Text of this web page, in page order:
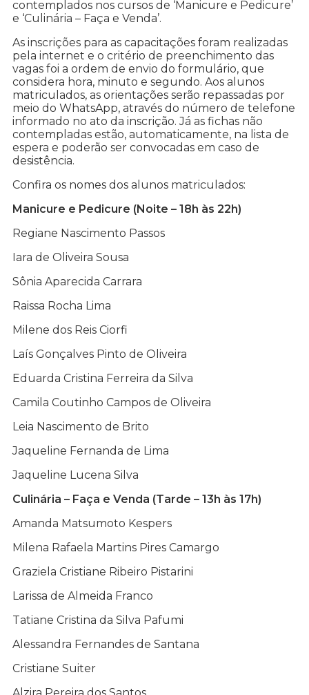
contemplados nos cursos de ‘Manicure e Pedicure’
e ‘Culinária – Faça e Venda’.
As inscrições para as capacitações foram realizadas
pela internet e o critério de preenchimento das
vagas foi a ordem de envio do formulário, que
considera hora, minuto e segundo. Aos alunos
matriculados, as orientações serão repassadas por
meio do WhatsApp, através do número de telefone
informado no ato da inscrição. Já as fichas não
contempladas estão, automaticamente, na lista de
espera e poderão ser convocadas em caso de
desistência.
Confira os nomes dos alunos matriculados:
Manicure e Pedicure (Noite – 18h às 22h)
Regiane Nascimento Passos
Iara de Oliveira Sousa
Sônia Aparecida Carrara
Raissa Rocha Lima
Milene dos Reis Ciorfi
Laís Gonçalves Pinto de Oliveira
Eduarda Cristina Ferreira da Silva
Camila Coutinho Campos de Oliveira
Leia Nascimento de Brito
Jaqueline Fernanda de Lima
Jaqueline Lucena Silva
Culinária – Faça e Venda (Tarde – 13h às 17h)
Amanda Matsumoto Kespers
Milena Rafaela Martins Pires Camargo
Graziela Cristiane Ribeiro Pistarini
Larissa de Almeida Franco
Tatiane Cristina da Silva Pafumi
Alessandra Fernandes de Santana
Cristiane Suiter